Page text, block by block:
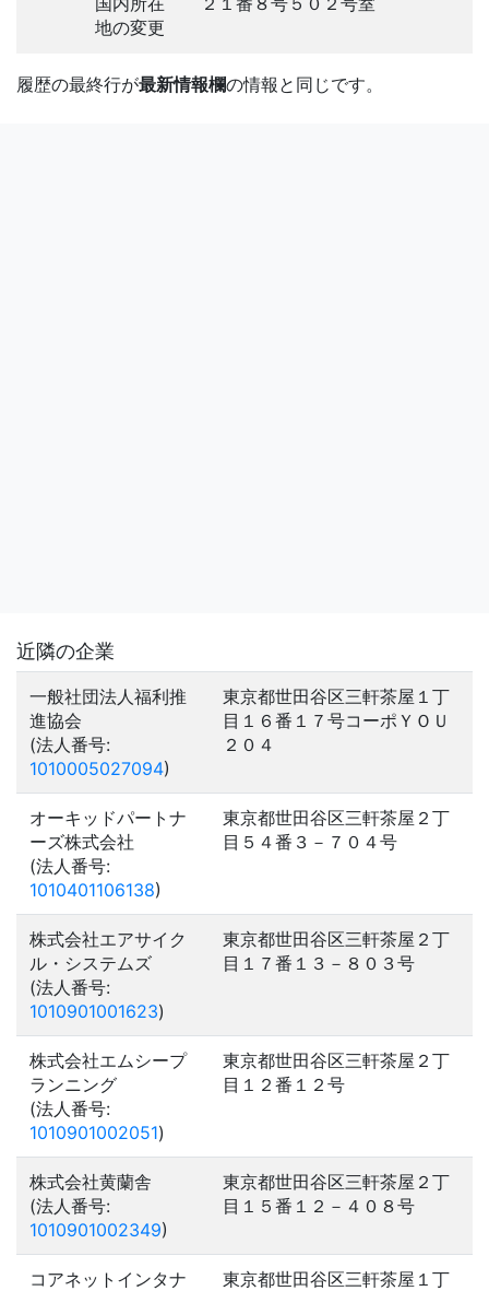
地の変更
履歴の最終行が最新情報欄の情報と同じです。
近隣の企業
一般社団法人福利推
進協会
(法人番号:
1010005027094)
東京都世田谷区三軒茶屋１丁
目１６番１７号コーポＹＯＵ
２０４
オーキッドパートナ
ーズ株式会社
(法人番号:
1010401106138)
東京都世田谷区三軒茶屋２丁
目５４番３－７０４号
株式会社エアサイク
ル・システムズ
(法人番号:
1010901001623)
東京都世田谷区三軒茶屋２丁
目１７番１３－８０３号
株式会社エムシープ
ランニング
(法人番号:
1010901002051)
東京都世田谷区三軒茶屋２丁
目１２番１２号
株式会社黄蘭舎
(法人番号:
1010901002349)
東京都世田谷区三軒茶屋２丁
目１５番１２－４０８号
コアネットインタナ
東京都世田谷区三軒茶屋１丁